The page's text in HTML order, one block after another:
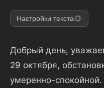
Настройки текста
Добрый день,
29 октября,
умеренно-